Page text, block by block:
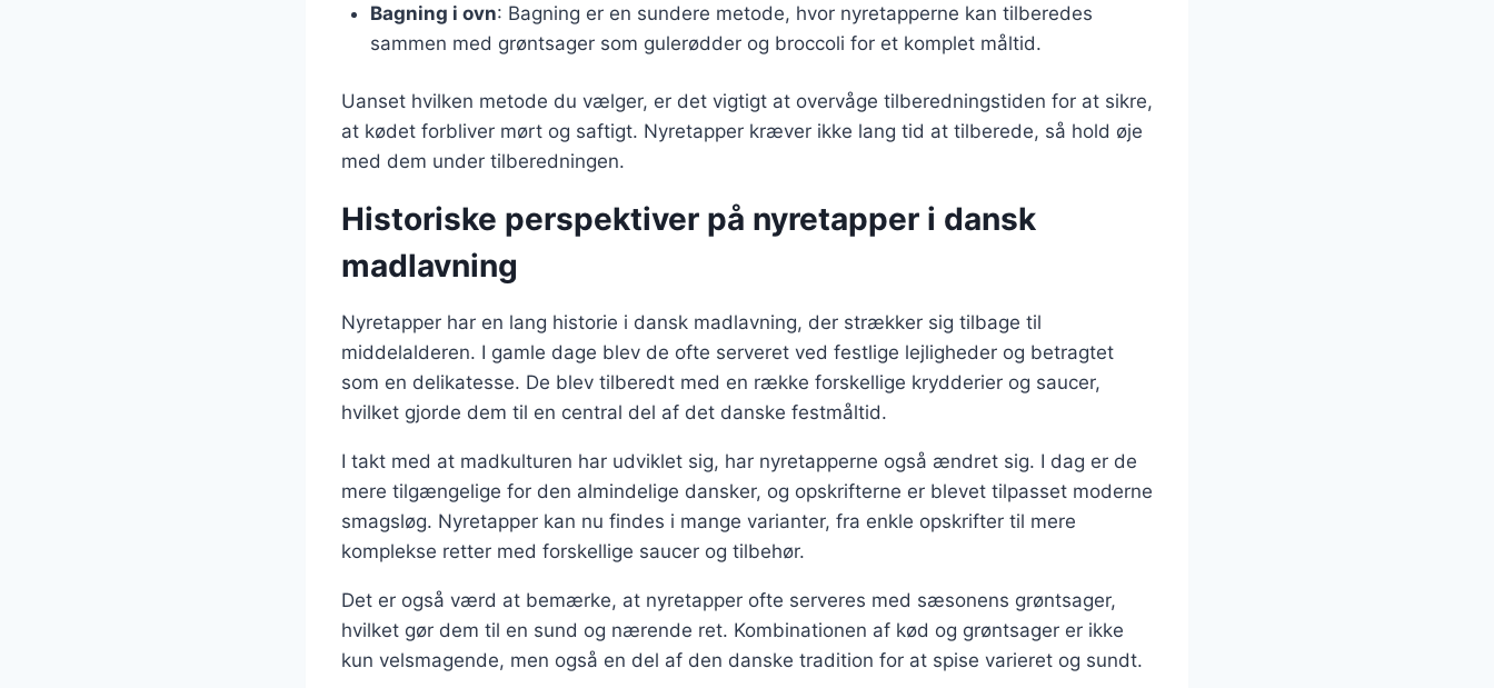
Bagning i ovn: Bagning er en sundere metode, hvor nyretapperne kan tilberedes
sammen med grøntsager som gulerødder og broccoli for et komplet måltid.
Uanset hvilken metode du vælger, er det vigtigt at overvåge tilberedningstiden for at sikre,
at kødet forbliver mørt og saftigt. Nyretapper kræver ikke lang tid at tilberede, så hold øje
med dem under tilberedningen.
Historiske perspektiver på nyretapper i dansk
madlavning
Nyretapper har en lang historie i dansk madlavning, der strækker sig tilbage til
middelalderen. I gamle dage blev de ofte serveret ved festlige lejligheder og betragtet
som en delikatesse. De blev tilberedt med en række forskellige krydderier og saucer,
hvilket gjorde dem til en central del af det danske festmåltid.
I takt med at madkulturen har udviklet sig, har nyretapperne også ændret sig. I dag er de
mere tilgængelige for den almindelige dansker, og opskrifterne er blevet tilpasset moderne
smagsløg. Nyretapper kan nu findes i mange varianter, fra enkle opskrifter til mere
komplekse retter med forskellige saucer og tilbehør.
Det er også værd at bemærke, at nyretapper ofte serveres med sæsonens grøntsager,
hvilket gør dem til en sund og nærende ret. Kombinationen af kød og grøntsager er ikke
kun velsmagende, men også en del af den danske tradition for at spise varieret og sundt.